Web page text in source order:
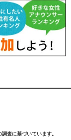
査に基づいています。